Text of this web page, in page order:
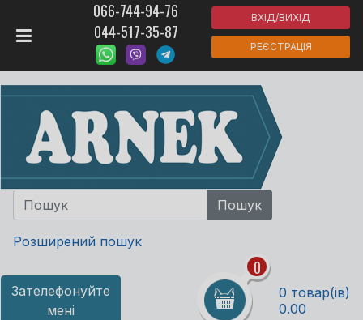
066-744-94-76
044-517-35-87
ВХІД/ВИХІД
РЕЄСТРАЦІЯ
Розширений пошук
Зателефонуйте
мені
0
0 товар(ів)
0.00